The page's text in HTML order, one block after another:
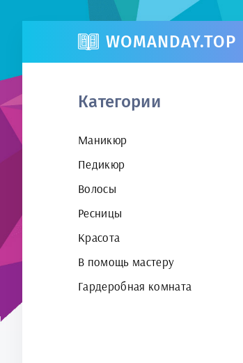
WOMANDAY.TOP
Категории
Маникюр
Педикюр
Волосы
Ресницы
Красота
В помощь мастеру
Гардеробная комната